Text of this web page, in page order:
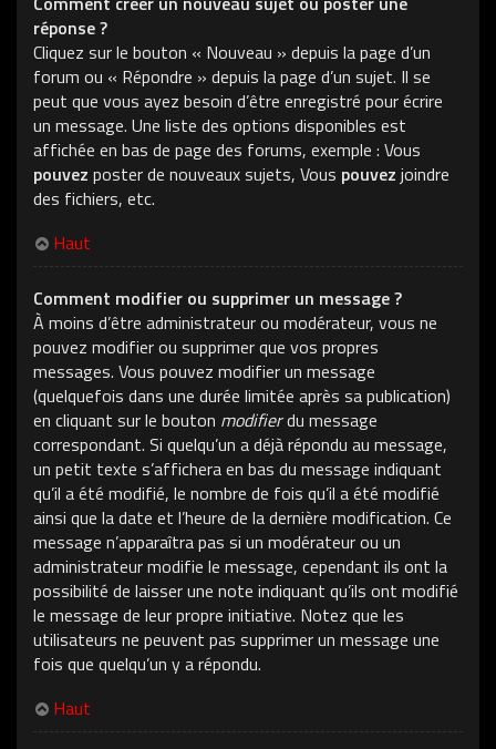
réponse ?
Cliquez sur le bouton « Nouveau » depuis la page d’un
forum ou « Répondre » depuis la page d’un sujet. Il se
peut que vous ayez besoin d’être enregistré pour écrire
un message. Une liste des options disponibles est
affichée en bas de page des forums, exemple : Vous
pouvez poster de nouveaux sujets, Vous pouvez joindre
des fichiers, etc.
Haut
Comment modifier ou supprimer un message ?
À moins d’être administrateur ou modérateur, vous ne
pouvez modifier ou supprimer que vos propres
messages. Vous pouvez modifier un message
(quelquefois dans une durée limitée après sa publication)
en cliquant sur le bouton modifierdu message
correspondant. Si quelqu’un a déjà répondu au message,
un petit texte s’affichera en bas du message indiquant
qu’il a été modifié, le nombre de fois qu’il a été modifié
ainsi que la date et l’heure de la dernière modification. Ce
message n’apparaîtra pas si un modérateur ou un
administrateur modifie le message, cependant ils ont la
possibilité de laisser une note indiquant qu’ils ont modifié
le message de leur propre initiative. Notez que les
utilisateurs ne peuvent pas supprimer un message une
fois que quelqu’un y a répondu.
Haut